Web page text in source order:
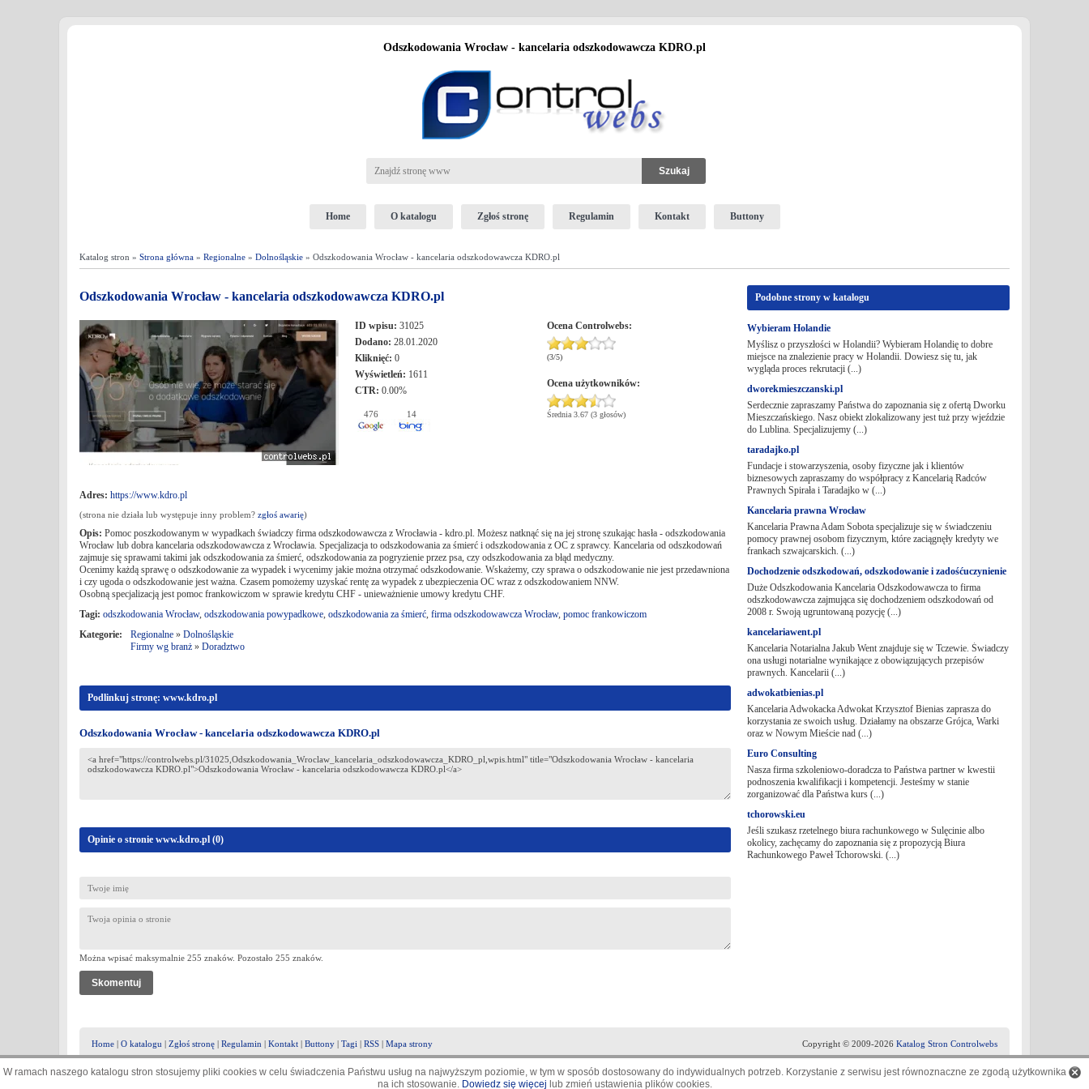
Odszkodowania Wrocław - kancelaria odszkodowawcza KDRO.pl
Home O katalogu Zgłoś stronę Regulamin Kontakt Buttony
Katalog stron » Strona główna » Regionalne » Dolnośląskie » Odszkodowania Wrocław - kancelaria odszkodowawcza KDRO.pl
Odszkodowania Wrocław - kancelaria odszkodowawcza KDRO.pl
ID wpisu: 31025
Dodano: 28.01.2020
Kliknięć: 0
Wyświetleń: 1611
CTR: 0.00%
476 14
Ocena Controlwebs:
(3/5)
Ocena użytkowników:
Średnia 3.67 (3 głosów)
Adres: https://www.kdro.pl
(strona nie działa lub występuje inny problem? zgłoś awarię)
Opis: Pomoc poszkodowanym w wypadkach świadczy firma odszkodowawcza z Wrocławia - kdro.pl. Możesz natknąć się na jej stronę szukając hasła - odszkodowania
Wrocław lub dobra kancelaria odszkodowawcza z Wrocławia. Specjalizacja to odszkodowania za śmierć i odszkodowania z OC z sprawcy. Kancelaria od odszkodowań
zajmuje się sprawami takimi jak odszkodowania za śmierć, odszkodowania za pogryzienie przez psa, czy odszkodowania za błąd medyczny.
Ocenimy każdą sprawę o odszkodowanie za wypadek i wycenimy jakie można otrzymać odszkodowanie. Wskażemy, czy sprawa o odszkodowanie nie jest przedawniona
i czy ugoda o odszkodowanie jest ważna. Czasem pomożemy uzyskać rentę za wypadek z ubezpieczenia OC wraz z odszkodowaniem NNW.
Osobną specjalizacją jest pomoc frankowiczom w sprawie kredytu CHF - unieważnienie umowy kredytu CHF.
Tagi: odszkodowania Wrocław, odszkodowania powypadkowe, odszkodowania za śmierć, firma odszkodowawcza Wrocław, pomoc frankowiczom
Kategorie:
Regionalne » Dolnośląskie
Firmy wg branż » Doradztwo
Podlinkuj stronę: www.kdro.pl
Odszkodowania Wrocław - kancelaria odszkodowawcza KDRO.pl
Opinie o stronie www.kdro.pl (0)
Można wpisać maksymalnie 255 znaków. Pozostało 255 znaków.
Podobne strony w katalogu
Wybieram Holandie
Myślisz o przyszłości w Holandii? Wybieram Holandię to dobre
miejsce na znalezienie pracy w Holandii. Dowiesz się tu, jak
wygląda proces rekrutacji (...)
dworekmieszczanski.pl
Serdecznie zapraszamy Państwa do zapoznania się z ofertą Dworku
Mieszczańskiego. Nasz obiekt zlokalizowany jest tuż przy wjeździe
do Lublina. Specjalizujemy (...)
taradajko.pl
Fundacje i stowarzyszenia, osoby fizyczne jak i klientów
biznesowych zapraszamy do współpracy z Kancelarią Radców
Prawnych Spirała i Taradajko w (...)
Kancelaria prawna Wrocław
Kancelaria Prawna Adam Sobota specjalizuje się w świadczeniu
pomocy prawnej osobom fizycznym, które zaciągnęły kredyty we
frankach szwajcarskich. (...)
Dochodzenie odszkodowań, odszkodowanie i zadośćuczynienie
Duże Odszkodowania Kancelaria Odszkodowawcza to firma
odszkodowawcza zajmująca się dochodzeniem odszkodowań od
2008 r. Swoją ugruntowaną pozycję (...)
kancelariawent.pl
Kancelaria Notarialna Jakub Went znajduje się w Tczewie. Świadczy
ona usługi notarialne wynikające z obowiązujących przepisów
prawnych. Kancelarii (...)
adwokatbienias.pl
Kancelaria Adwokacka Adwokat Krzysztof Bienias zaprasza do
korzystania ze swoich usług. Działamy na obszarze Grójca, Warki
oraz w Nowym Mieście nad (...)
Euro Consulting
Nasza firma szkoleniowo-doradcza to Państwa partner w kwestii
podnoszenia kwalifikacji i kompetencji. Jesteśmy w stanie
zorganizować dla Państwa kurs (...)
tchorowski.eu
Jeśli szukasz rzetelnego biura rachunkowego w Sulęcinie albo
okolicy, zachęcamy do zapoznania się z propozycją Biura
Rachunkowego Paweł Tchorowski. (...)
Home | O katalogu | Zgłoś stronę | Regulamin | Kontakt | Buttony | Tagi | RSS | Mapa strony Copyright © 2009-2026 Katalog Stron Controlwebs
W ramach naszego katalogu stron stosujemy pliki cookies w celu świadczenia Państwu usług na najwyższym poziomie, w tym w sposób dostosowany do indywidualnych potrzeb. Korzystanie z serwisu jest równoznaczne ze zgodą użytkownika
na ich stosowanie. Dowiedz się więcej lub zmień ustawienia plików cookies.